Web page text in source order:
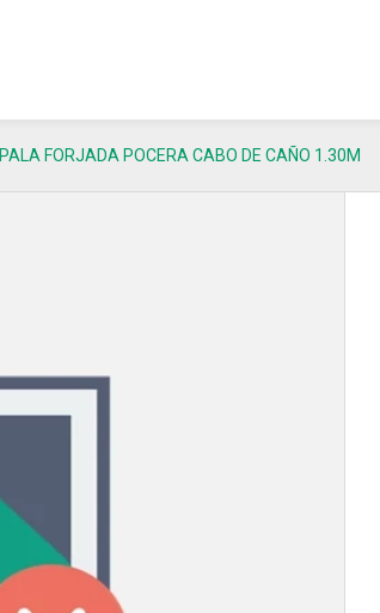
PALA FORJADA POCERA CABO DE CAÑO 1.30M